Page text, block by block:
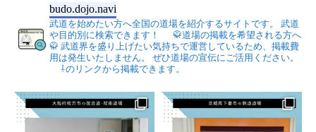
budo.dojo.navi
武道を始めたい方へ全国の道場を紹介するサイトです。
武道
や目的別に検索できます！
🥋道場の掲載を希望される方へ
🥋 武道界を盛り上げたい気持ちで運営しているため、掲載費
用は発生いたしません。
ぜひ道場の宣伝にご活用ください。
⇩のリンクから掲載できます。